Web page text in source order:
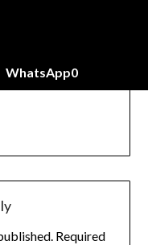
WhatsApp0
Required